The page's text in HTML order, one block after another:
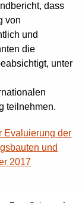
dass
von
und
die
unter
teilnehmen.
Evaluierung der
und
2017